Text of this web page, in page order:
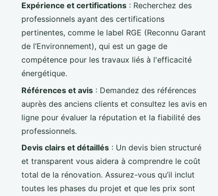
Expérience et certifications : Recherchez des
professionnels ayant des certifications
pertinentes, comme le label RGE (Reconnu Garant
de l’Environnement), qui est un gage de
compétence pour les travaux liés à l'efficacité
énergétique.
Références et avis : Demandez des références
auprès des anciens clients et consultez les avis en
ligne pour évaluer la réputation et la fiabilité des
professionnels.
Devis clairs et détaillés : Un devis bien structuré
et transparent vous aidera à comprendre le coût
total de la rénovation. Assurez-vous qu’il inclut
toutes les phases du projet et que les prix sont